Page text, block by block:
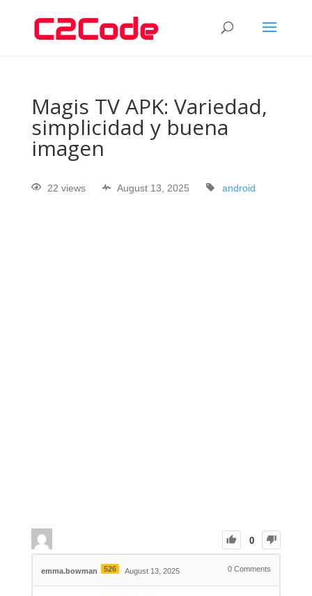
Magis TV APK: Variedad,
simplicidad y buena
imagen
22 views August 13, 2025 android
0
emma.bowman 526 August 13, 2025 0 Comments